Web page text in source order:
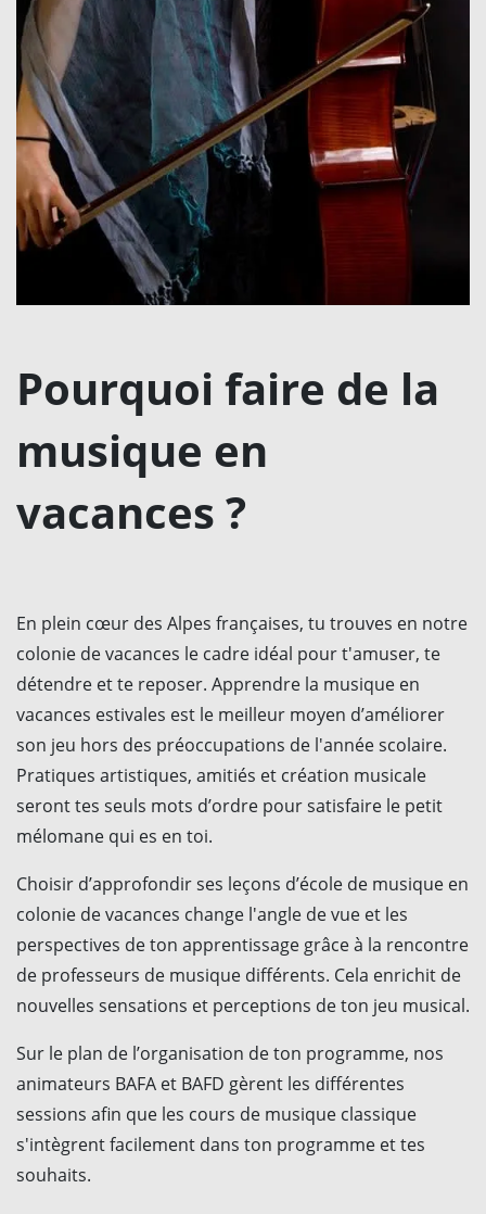
Pourquoi faire de la
musique en
vacances ?
En plein cœur des Alpes françaises, tu trouves en notre
colonie de vacances le cadre idéal pour t'amuser, te
détendre et te reposer. Apprendre la musique en
vacances estivales est le meilleur moyen d’améliorer
son jeu hors des préoccupations de l'année scolaire.
Pratiques artistiques, amitiés et création musicale
seront tes seuls mots d’ordre pour satisfaire le petit
mélomane qui es en toi.
Choisir d’approfondir ses leçons d’école de musique en
colonie de vacances change l'angle de vue et les
perspectives de ton apprentissage grâce à la rencontre
de professeurs de musique différents. Cela enrichit de
nouvelles sensations et perceptions de ton jeu musical.
Sur le plan de l’organisation de ton programme, nos
animateurs BAFA et BAFD gèrent les différentes
sessions afin que les cours de musique classique
s'intègrent facilement dans ton programme et tes
souhaits.